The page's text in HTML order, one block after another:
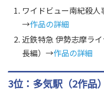
ワイドビュー南紀殺人
→作品の詳細
近鉄特急 伊勢志摩ラ
長編）→作品の詳細
3位：多気駅（2作品）